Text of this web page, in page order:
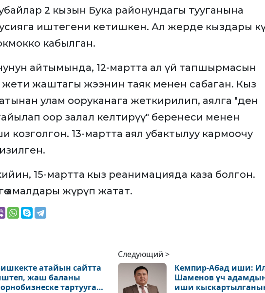
2 кызын Бука районундагы тууганына
иштегени кетишкен. Ал жерде кыздары
кабылган.
айтымында, 12-мартта ал үй тапшырмасын
жети жаштагы жээнин таяк менен сабаган. Кыз
улам ооруканага жеткирилип, аялга "ден
оор залал келтирүү" беренеси менен
13-мартта аял убактылуу кармоочу
15-мартта кыз реанимацияда каза болгон.
амалдары жүрүп жатат.
атайын сайтта
жаш баланы
тартууга
Следующий >
Кемпир-Абад иши:
Шаменов үч
иши